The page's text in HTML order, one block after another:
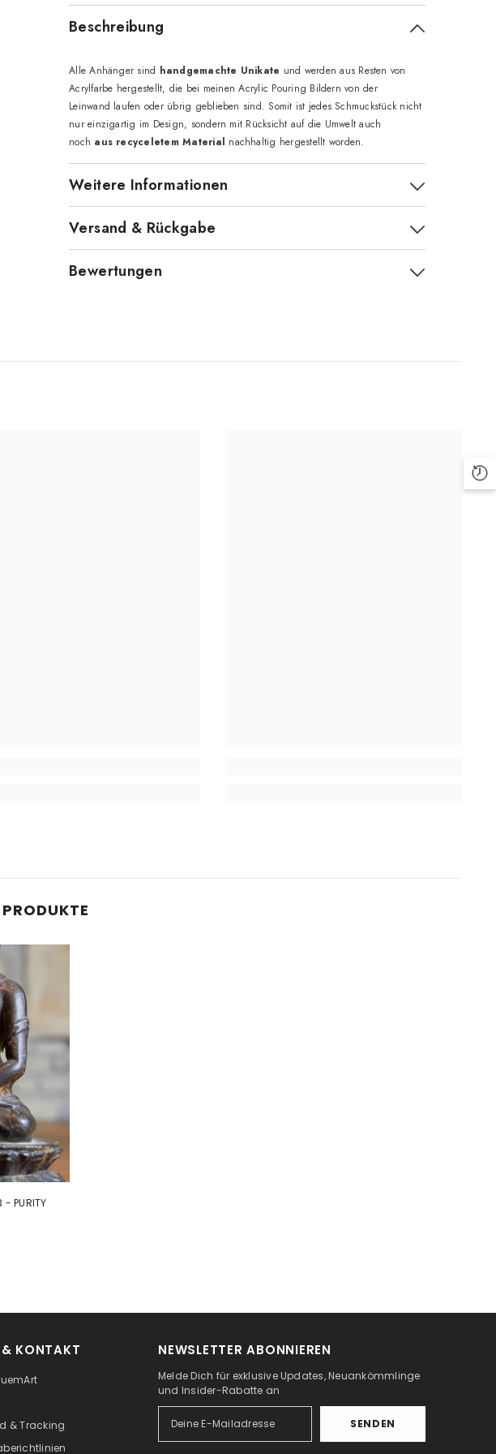
Beschreibung
Alle Anhänger sind handgemachte Unikate und werden aus Resten von
Acrylfarbe hergestellt, die bei meinen Acrylic Pouring Bildern von der
Leinwand laufen oder übrig geblieben sind. Somit ist jedes Schmuckstück nicht
nur einzigartig im Design, sondern mit Rücksicht auf die Umwelt auch
noch aus recyceletem Material nachhaltig hergestellt worden.
Weitere Informationen
Versand & Rückgabe
Bewertungen
- PURITY
& KONTAKT
& Tracking
NEWSLETTER ABONNIEREN
Melde Dich für exklusive Updates, Neuankömmlinge
und Insider-Rabatte an
SENDEN